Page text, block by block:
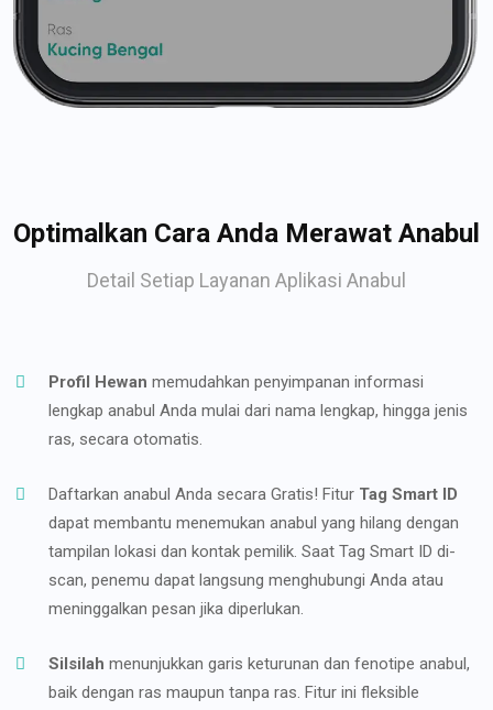
Optimalkan Cara Anda Merawat Anabul
Detail Setiap Layanan Aplikasi Anabul
Profil Hewan memudahkan penyimpanan informasi
lengkap anabul Anda mulai dari nama lengkap, hingga jenis
ras, secara otomatis.
Daftarkan anabul Anda secara Gratis! Fitur Tag Smart ID
dapat membantu menemukan anabul yang hilang dengan
tampilan lokasi dan kontak pemilik. Saat Tag Smart ID di-
scan, penemu dapat langsung menghubungi Anda atau
meninggalkan pesan jika diperlukan.
Silsilah menunjukkan garis keturunan dan fenotipe anabul,
baik dengan ras maupun tanpa ras. Fitur ini fleksible